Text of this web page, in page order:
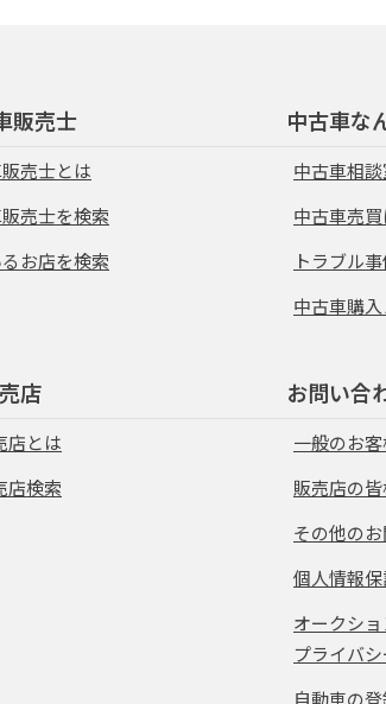
販売士
売士とは
売士を検索
お店を検索
中古車な
中古車相談
中古車売
トラブル
中古車購
店
店とは
店検索
お問い合
一般のお
販売店の
その他の
個人情報
オークシ
プライバ
自動車の